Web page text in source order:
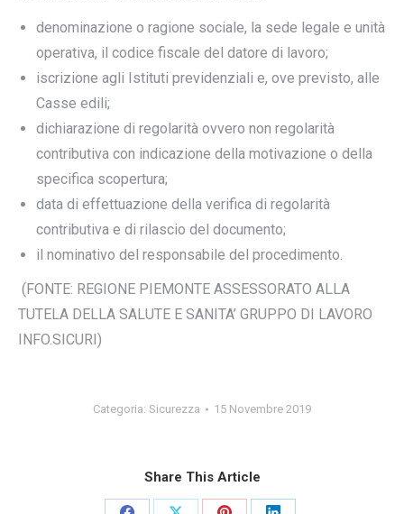
denominazione o ragione sociale, la sede legale e unità
operativa, il codice fiscale del datore di lavoro;
iscrizione agli Istituti previdenziali e, ove previsto, alle
Casse edili;
dichiarazione di regolarità ovvero non regolarità
contributiva con indicazione della motivazione o della
specifica scopertura;
data di effettuazione della verifica di regolarità
contributiva e di rilascio del documento;
il nominativo del responsabile del procedimento.
(FONTE: REGIONE PIEMONTE ASSESSORATO ALLA
TUTELA DELLA SALUTE E SANITA’ GRUPPO DI LAVORO
INFO.SICURI)
Categoria: Sicurezza 15 Novembre 2019
Share This Article